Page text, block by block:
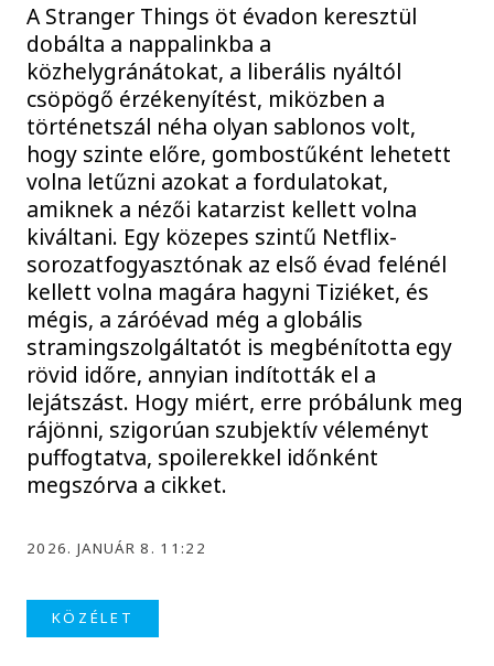
A Stranger Things öt évadon keresztül
dobálta a nappalinkba a
közhelygránátokat, a liberális nyáltól
csöpögő érzékenyítést, miközben a
történetszál néha olyan sablonos volt,
hogy szinte előre, gombostűként lehetett
volna letűzni azokat a fordulatokat,
amiknek a nézői katarzist kellett volna
kiváltani. Egy közepes szintű Netflix-
sorozatfogyasztónak az első évad felénél
kellett volna magára hagyni Tiziéket, és
mégis, a záróévad még a globális
stramingszolgáltatót is megbénította egy
rövid időre, annyian indították el a
lejátszást. Hogy miért, erre próbálunk meg
rájönni, szigorúan szubjektív véleményt
puffogtatva, spoilerekkel időnként
megszórva a cikket.
2026. JANUÁR 8. 11:22
KÖZÉLET